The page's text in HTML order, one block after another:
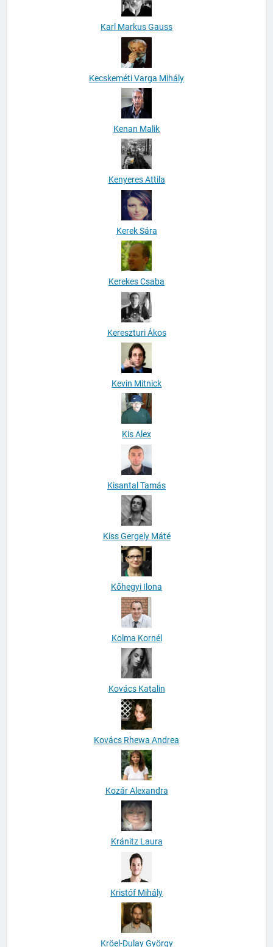
Karl Markus Gauss
Kecskeméti Varga Mihály
Kenan Malik
Kenyeres Attila
Kerek Sára
Kerekes Csaba
Kereszturi Ákos
Kevin Mitnick
Kis Alex
Kisantal Tamás
Kiss Gergely Máté
Kőhegyi Ilona
Kolma Kornél
Kovács Katalin
Kovács Rhewa Andrea
Kozár Alexandra
Kránitz Laura
Kristóf Mihály
Kröel-Dulay György